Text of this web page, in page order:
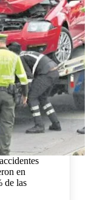
en
de las